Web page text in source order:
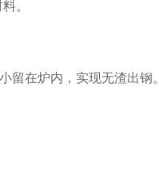
。
在炉内，实现无渣出钢。